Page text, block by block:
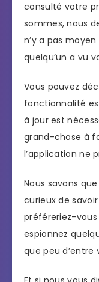
consulté votre
sommes, nous
n’y a pas
quelqu’un a vu
Vous pouvez
fonctionnalité
à jour est
grand-chose à
l’application ne
Nous savons
curieux de
préféreriez-
espionnez
que peu d’entre